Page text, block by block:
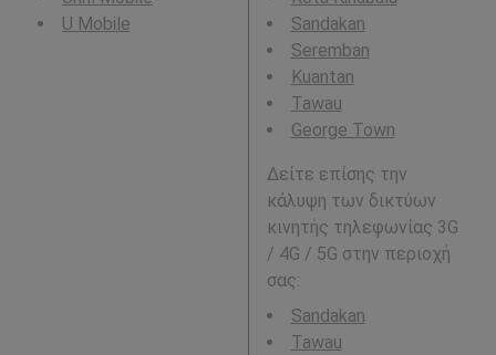
U Mobile
Sandakan
Seremban
Kuantan
Tawau
George Town
Δείτε επίσης την
κάλυψη των δικτύων
κινητής τηλεφωνίας 3G
/ 4G / 5G στην περιοχή
σας:
Sandakan
Tawau